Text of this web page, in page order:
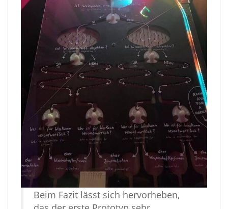
Beim Fazit lässt sich hervorheben,